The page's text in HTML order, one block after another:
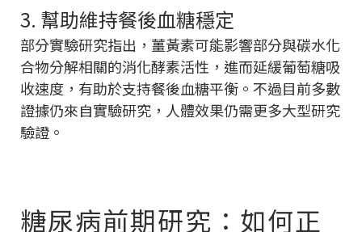
3. 幫助維持餐後血糖穩定
部分實驗研究指出，薑黃素可能影響部分與碳水化
合物分解相關的消化酵素活性，進而延緩葡萄糖吸
收速度，有助於支持餐後血糖平衡。不過目前多數
證據仍來自實驗研究，人體效果仍需更多大型研究
驗證。
糖尿病前期研究：如何正